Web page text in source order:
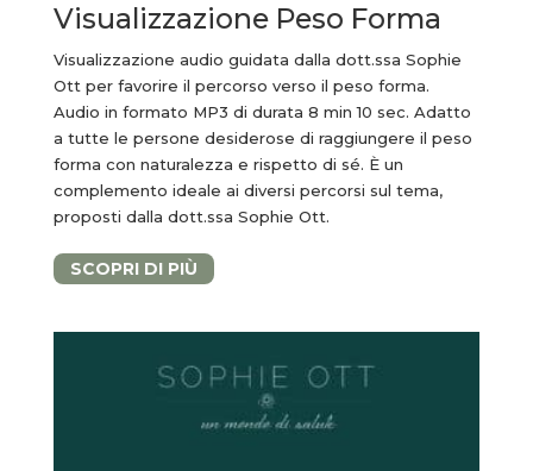
Visualizzazione Peso Forma
Visualizzazione audio guidata dalla dott.ssa Sophie
Ott per favorire il percorso verso il peso forma.
Audio in formato MP3 di durata 8 min 10 sec. Adatto
a tutte le persone desiderose di raggiungere il peso
forma con naturalezza e rispetto di sé. È un
complemento ideale ai diversi percorsi sul tema,
proposti dalla dott.ssa Sophie Ott.
SCOPRI DI PIÙ